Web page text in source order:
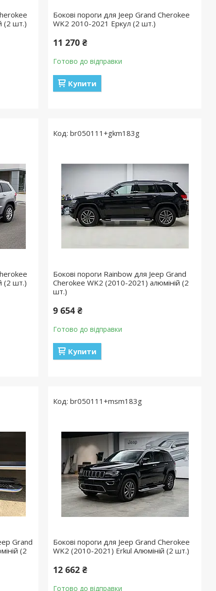
(2 шт.)
Бокові пороги для Jeep Grand Cherokee
WK2 2010-2021 Еркул (2 шт.)
11 270 ₴
Готово до відправки
Купити
(2 шт.)
br050111+gkm183g
Бокові пороги Rainbow для Jeep Grand
Cherokee WK2 (2010-2021) алюміній (2
шт.)
9 654 ₴
Готово до відправки
Купити
Grand
(2
br050111+msm183g
Бокові пороги для Jeep Grand Cherokee
WK2 (2010-2021) Erkul Алюміній (2 шт.)
12 662 ₴
Готово до відправки